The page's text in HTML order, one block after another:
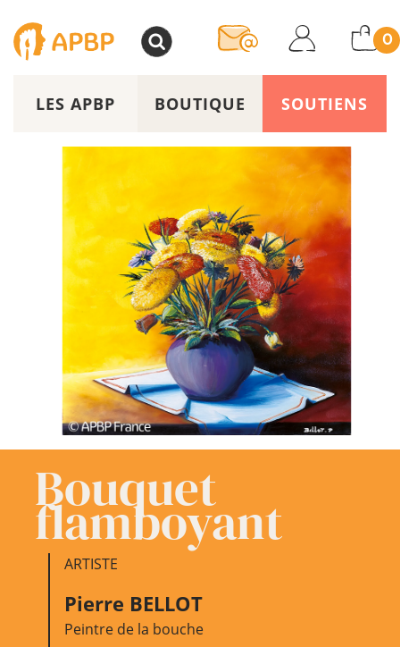
0
LES APBP BOUTIQUE SOUTIENS
Bouquet
flamboyant
ARTISTE
Pierre BELLOT
Peintre de la bouche